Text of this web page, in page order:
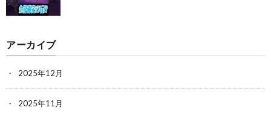
アーカイブ
2025年12月
2025年11月